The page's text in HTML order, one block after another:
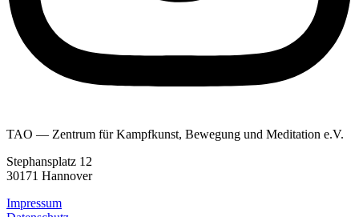
TAO — Zentrum für Kampfkunst, Bewegung und Meditation e.V.
Stephansplatz 12
30171 Hannover
Impressum